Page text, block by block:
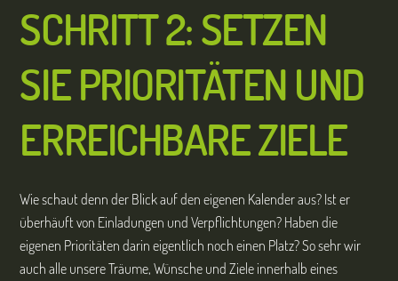
SCHRITT 2: SETZEN
SIE PRIORITÄTEN UND
ERREICHBARE ZIELE
Wie schaut denn der Blick auf den eigenen Kalender aus? Ist er
überhäuft von Einladungen und Verpflichtungen? Haben die
eigenen Prioritäten darin eigentlich noch einen Platz? So sehr wir
auch alle unsere Träume, Wünsche und Ziele innerhalb eines